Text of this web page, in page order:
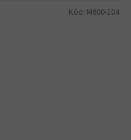
Kód: M600-104